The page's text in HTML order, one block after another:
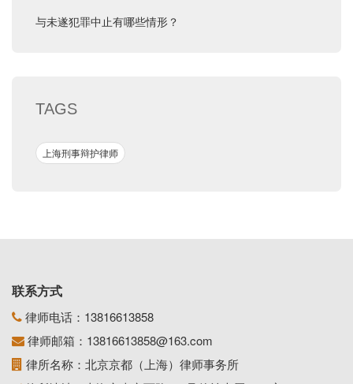
与未遂犯罪中止有哪些情形？
TAGS
上海刑事辩护律师
联系方式
律师电话： 13816613858
律师邮箱： 13816613858@163.com
律所名称：北京京都（上海）律师事务所